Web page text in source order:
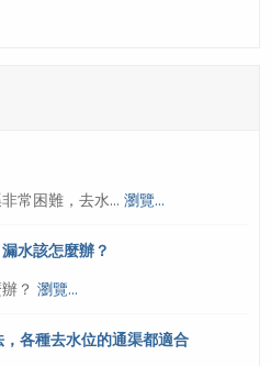
常困難，去水... 瀏覽...
水該怎麼辦？
？ 瀏覽...
各種去水位的通渠都適合